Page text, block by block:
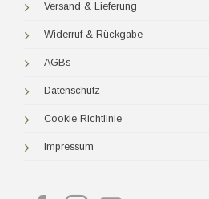
Versand & Lieferung
Widerruf & Rückgabe
AGBs
Datenschutz
Cookie Richtlinie
Impressum